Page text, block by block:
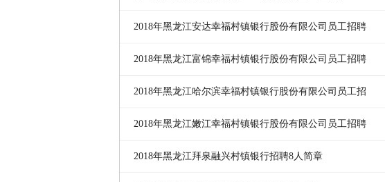
2018年黑龙江安达幸福村镇银行股份有限公司员工招聘
公告
2018年黑龙江富锦幸福村镇银行股份有限公司员工招聘
公告
2018年黑龙江哈尔滨幸福村镇银行股份有限公司员工招
聘公告
2018年黑龙江嫩江幸福村镇银行股份有限公司员工招聘
公告
2018年黑龙江拜泉融兴村镇银行招聘8人简章